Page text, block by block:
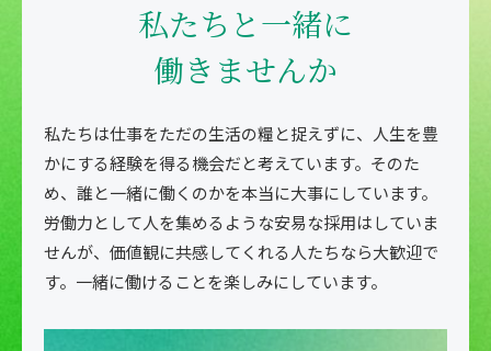
私たちと一緒に
働きませんか
私たちは仕事をただの生活の糧と捉えずに、人生を豊
かにする経験を得る機会だと考えています。そのた
め、誰と一緒に働くのかを本当に大事にしています。
労働力として人を集めるような安易な採用はしていま
せんが、価値観に共感してくれる人たちなら大歓迎で
す。一緒に働けることを楽しみにしています。